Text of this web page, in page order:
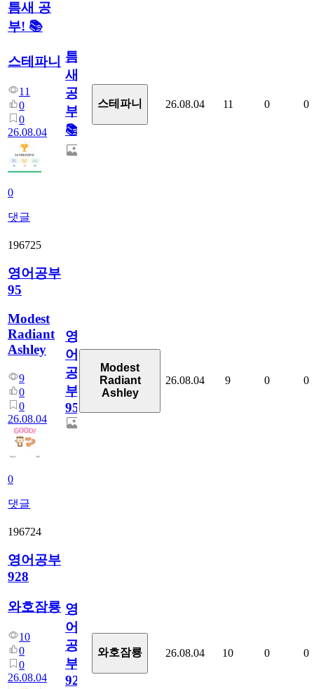
틈새 공
부! 📚
스테파니
11
0
0
26.08.04
0
댓글
틈
새
공
부!
📚
스테파니 26.08.04 11 0 0
196725
영어공부
95
Modest
Radiant
Ashley
9
0
0
26.08.04
0
댓글
영
어
공
부
95
Modest
Radiant
Ashley
26.08.04 9 0 0
196724
영어공부
928
와호잠룡
10
0
0
26.08.04
영
어
공
부
928
와호잠룡 26.08.04 10 0 0